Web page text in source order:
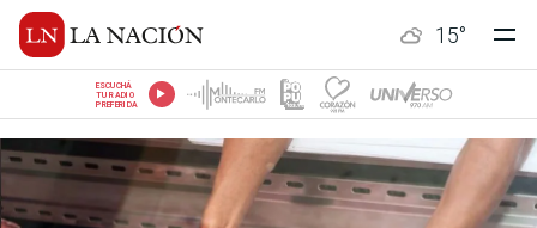
15°
ESCUCHÁ
TU RADIO
PREFERIDA